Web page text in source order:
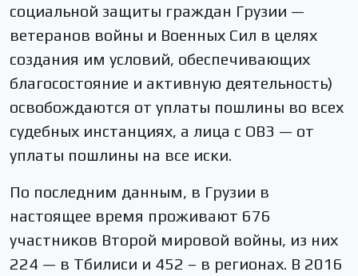
социальной защиты граждан Грузии —
ветеранов войны и Военных Сил в целях
создания им условий, обеспечивающих
благосостояние и активную деятельность)
освобождаются от уплаты пошлины во всех
судебных инстанциях, а лица с ОВЗ — от
уплаты пошлины на все иски.
По последним данным, в Грузии в
настоящее время проживают 676
участников Второй мировой войны, из них
224 — в Тбилиси и 452 – в регионах. В 2016